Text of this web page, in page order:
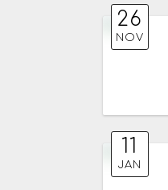
26
NOV
11
JAN